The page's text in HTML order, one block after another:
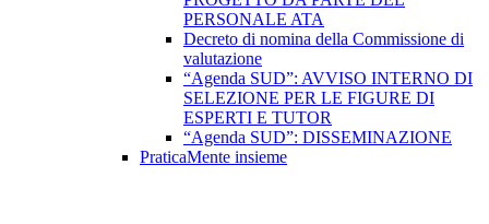
PERSONALE ATA
Decreto di nomina della Commissione di
valutazione
“Agenda SUD”: AVVISO INTERNO DI
SELEZIONE PER LE FIGURE DI
ESPERTI E TUTOR
“Agenda SUD”: DISSEMINAZIONE
PraticaMente insieme